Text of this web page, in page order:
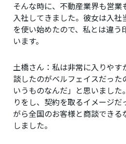
そんな時に、不動産業界も営業
入社してきました。彼女は入社
を使い始めたので、私とは違う
います。
土橋さん ：私は非常に入りや
談したのがベルフェイスだった
いうものなんだ」と思いました
りをし、契約を取るイメージだ
がら全国のお客様と商談できる
しました。